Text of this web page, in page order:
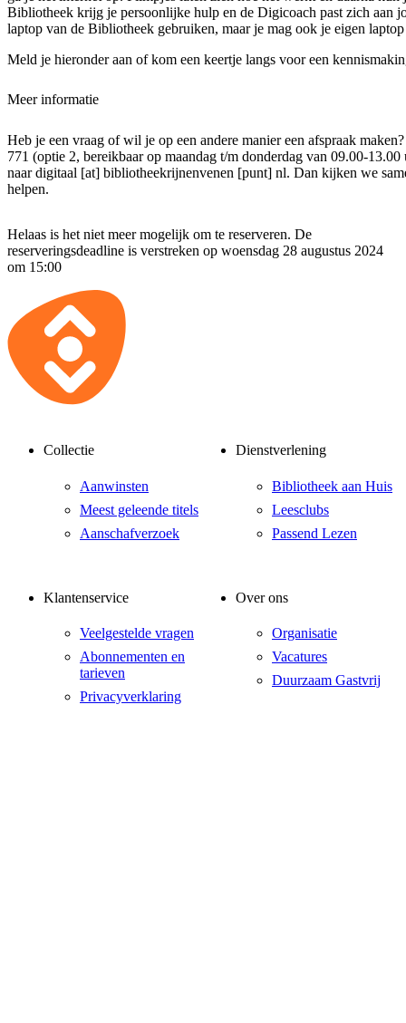
Bibliotheek krijg je persoonlijke hulp en de Digicoach past zich aan
laptop van de Bibliotheek gebruiken, maar je mag ook je eigen
Meld je hieronder aan of kom een keertje langs voor een
Meer informatie
Heb je een vraag of wil je op een andere manier een afspraak
771 (optie 2, bereikbaar op maandag t/m donderdag van 09.00-
naardigitaal [at] bibliotheekrijnenvenen [punt] nl. Dan kijken we
helpen.
Helaas is het niet meer mogelijk om te reserveren. De
reserveringsdeadline is verstreken op woensdag 28 augustus 2024
om 15:00
Collectie
Aanwinsten
Meest geleende titels
Aanschafverzoek
Dienstverlening
Bibliotheek aan Huis
Leesclubs
Passend Lezen
Klantenservice
Veelgestelde vragen
Abonnementen en
tarieven
Privacyverklaring
Over ons
Organisatie
Vacatures
Duurzaam Gastvrij